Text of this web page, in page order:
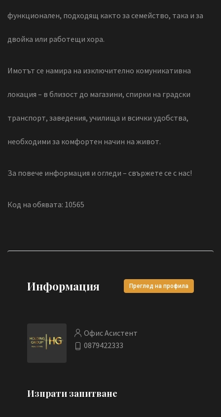
функционален, подходящ както за семейство, така и за
двойка или работещи хора.
Имотът се намира на изключително комуникативна
локация – в близост до магазини, спирки на градски
транспорт, заведения, училища и всички удобства,
необходими за комфортен начин на живот.
За повече информация и огледи – свържете се с нас!
Код на обявата: 10565
Информация Преглед на профила
Офис Асистент
0879422333
Изпрати запитване